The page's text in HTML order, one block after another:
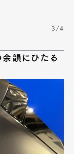
3/4
余韻にひたる